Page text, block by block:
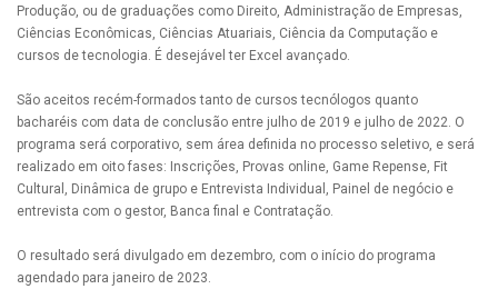
Produção, ou de graduações como Direito, Administração de Empresas,
Ciências Econômicas, Ciências Atuariais, Ciência da Computação e
cursos de tecnologia. É desejável ter Excel avançado.
São aceitos recém-formados tanto de cursos tecnólogos quanto
bacharéis com data de conclusão entre julho de 2019 e julho de 2022. O
programa será corporativo, sem área definida no processo seletivo, e será
realizado em oito fases: Inscrições, Provas online, Game Repense, Fit
Cultural, Dinâmica de grupo e Entrevista Individual, Painel de negócio e
entrevista com o gestor, Banca final e Contratação.
O resultado será divulgado em dezembro, com o início do programa
agendado para janeiro de 2023.